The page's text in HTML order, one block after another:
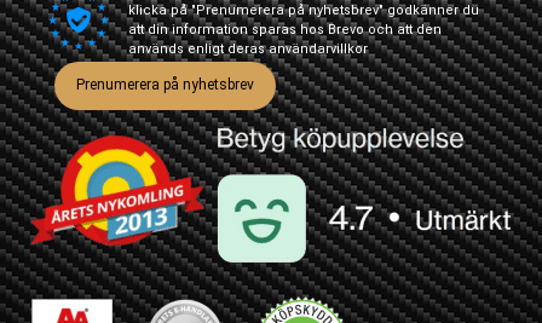
klicka på "Prenumerera på nyhetsbrev" godkänner du
att din information sparas hos Brevo och att den
används enligt derasanvändarvillkor
Prenumerera på nyhetsbrev